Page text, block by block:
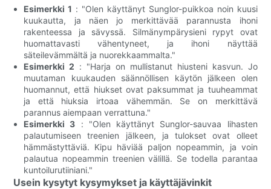
Esimerkki 1 : "Olen käyttänyt Sunglor-puikkoa noin kuusi
kuukautta, ja näen jo merkittävää parannusta ihoni
rakenteessa ja sävyssä. Silmänympärysieni rypyt ovat
huomattavasti vähentyneet, ja ihoni näyttää
säteilevämmältä ja nuorekkaammalta."
Esimerkki 2 : "Harja on mullistanut hiusteni kasvun. Jo
muutaman kuukauden säännöllisen käytön jälkeen olen
huomannut, että hiukset ovat paksummat ja tuuheammat
ja että hiuksia irtoaa vähemmän. Se on merkittävä
parannus aiempaan verrattuna."
Esimerkki 3 : "Olen käyttänyt Sunglor-sauvaa lihasten
palautumiseen treenien jälkeen, ja tulokset ovat olleet
hämmästyttäviä. Kipu häviää paljon nopeammin, ja voin
palautua nopeammin treenien välillä. Se todella parantaa
kuntoilurutiiniani."
Usein kysytyt kysymykset ja käyttäjävinkit